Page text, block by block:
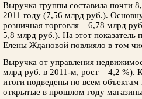
Выручка группы составила почти
2011 году (7,56 млрд руб.).
розничная торговля – 6,78 млрд
5,8 млрд руб.). На этот
Елены Ждановой повлияло в том
Выручка от управления
млрд руб. в 2011-м, рост – 4,2 %).
итоги подведены по всем
открытые в прошлом году